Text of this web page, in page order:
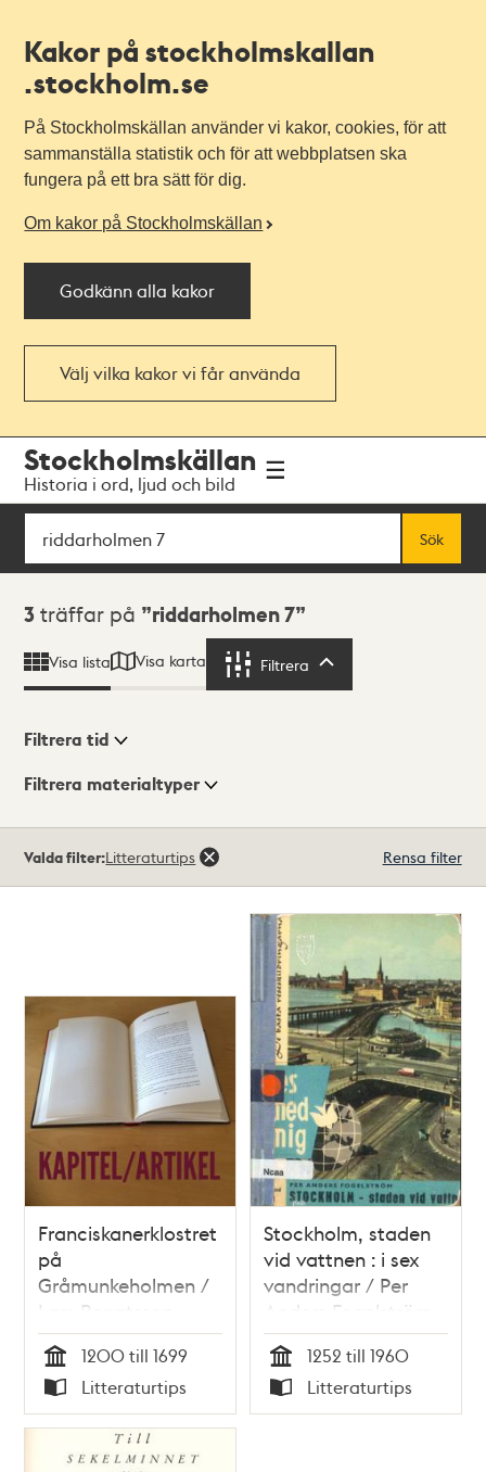
Kakor på stockholmskallan
.stockholm.se
På Stockholmskällan använder vi kakor, cookies, för att
sammanställa statistik och för att webbplatsen ska
fungera på ett bra sätt för dig.
Om kakor på Stockholmskällan
Godkänn alla kakor
Välj vilka kakor vi får använda
navigationen
huvudinnehållet
Stockholmskällan
Historia i ord, ljud och bild
Sök
Sök
Sökresultat
3 träffar på riddarholmen 7
Visa lista Visa karta Filtrera
Visningsläge
Filtrera tid
Filtrera materialtyper
träffar
Valda filter:Litteraturtips Rensa filter
Franciskanerklostret
på
Gråmunkeholmen /
Lars Bengtsson
Tid
1200 till 1699
Typ
Litteraturtips
Stockholm, staden
vid vattnen : i sex
vandringar / Per
Anders Fogelström
Tid
1252 till 1960
Typ
Litteraturtips